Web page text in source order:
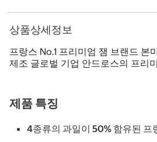
상품상세정보
프랑스 No.1 프리미엄 잼 브랜드 본
제조 글로벌 기업 안드로스의 프리
제품 특징
4종류의 과일이 50% 함유된 프